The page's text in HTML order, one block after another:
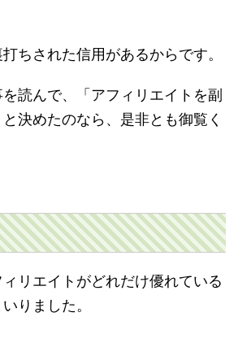
ちされた信用があるからです。
読んで、「アフィリエイトを副
決めたのなら、是非とも御覧く
リエイトがどれだけ優れている
りました。